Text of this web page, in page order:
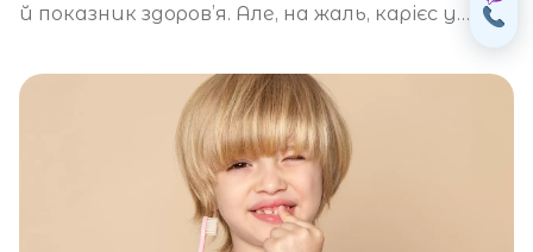
й показник здоров’я. Але, на жаль, карієс у